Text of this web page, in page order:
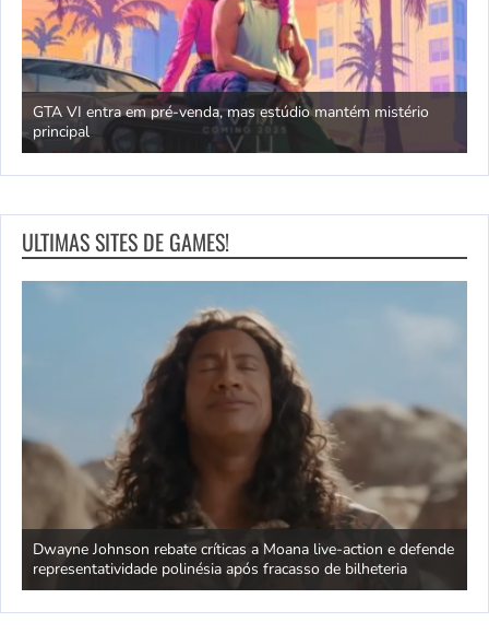
GTA VI entra em pré-venda, mas estúdio mantém mistério
principal
ULTIMAS SITES DE GAMES!
Dwayne Johnson rebate críticas a Moana live-action e defende
representatividade polinésia após fracasso de bilheteria